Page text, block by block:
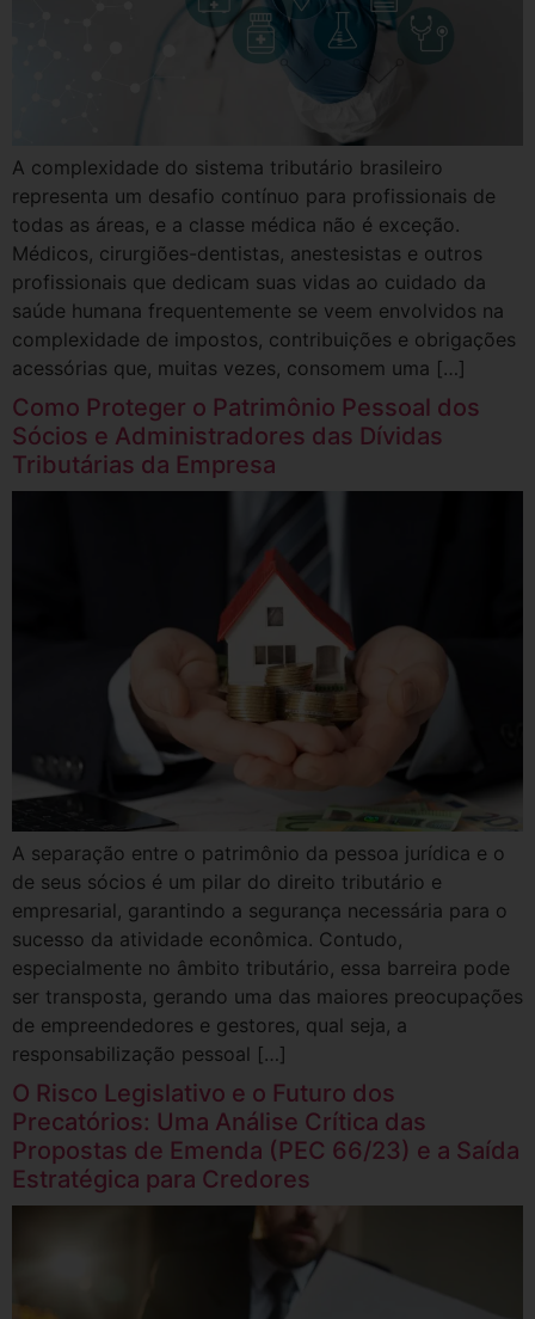
A complexidade do sistema tributário brasileiro
representa um desafio contínuo para profissionais de
todas as áreas, e a classe médica não é exceção.
Médicos, cirurgiões-dentistas, anestesistas e outros
profissionais que dedicam suas vidas ao cuidado da
saúde humana frequentemente se veem envolvidos na
complexidade de impostos, contribuições e obrigações
acessórias que, muitas vezes, consomem uma […]
Como Proteger o Patrimônio Pessoal dos
Sócios e Administradores das Dívidas
Tributárias da Empresa
A separação entre o patrimônio da pessoa jurídica e o
de seus sócios é um pilar do direito tributário e
empresarial, garantindo a segurança necessária para o
sucesso da atividade econômica. Contudo,
especialmente no âmbito tributário, essa barreira pode
ser transposta, gerando uma das maiores preocupações
de empreendedores e gestores, qual seja, a
responsabilização pessoal […]
O Risco Legislativo e o Futuro dos
Precatórios: Uma Análise Crítica das
Propostas de Emenda (PEC 66/23) e a Saída
Estratégica para Credores